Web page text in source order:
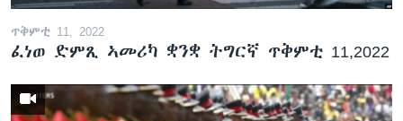
ጥቅምቲ 11, 2022
ፈነወ ድምጺ ኣመሪካ ቋንቋ ትግርኛ ጥቅምቲ 11,2022